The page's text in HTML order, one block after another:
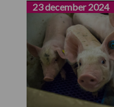
23 december 2024